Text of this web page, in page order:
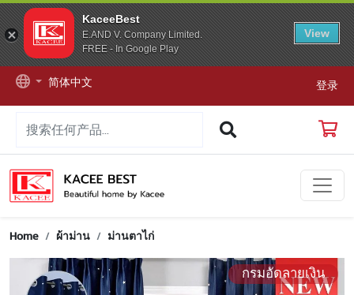
KaceeBest
E.AND V. Company Limited.
FREE - In Google Play
View
简体中文 登录
Home ผ้าม่าน ม่านตาไก่
กรมอัดลายเงิน